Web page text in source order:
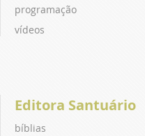
programação
vídeos
Editora Santuário
bíblias